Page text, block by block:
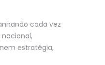
cada vez
estratégia,